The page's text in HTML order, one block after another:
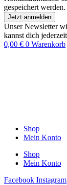
gespeichert werden.
Jetzt anmelden
Unser Newsletter
kannst dich
0,00 € 0 Warenkorb
Shop
Mein Konto
Shop
Mein Konto
Facebook Instagram